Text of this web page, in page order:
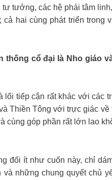
tưởng, các hệ phái tâm
cả hai cùng phát triển
thống cổ đại là Nho giáo
lối tiếp cận rất khác với
Thiền Tông với trực giác
cùng góp phần rất lớn lao
đối ít như cuốn này, chỉ
những chung quyết chủ